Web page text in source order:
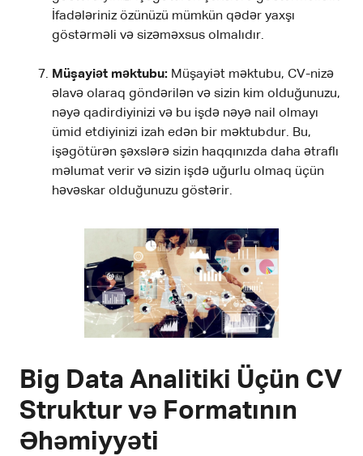
İfadələriniz özünüzü mümkün qədər yaxşı
göstərməli və sizəməxsus olmalıdır.
Müşayiət məktubu: Müşayiət məktubu, CV-nizə
əlavə olaraq göndərilən və sizin kim olduğunuzu,
nəyə qadirdiyinizi və bu işdə nəyə nail olmayı
ümid etdiyinizi izah edən bir məktubdur. Bu,
işəgötürən şəxslərə sizin haqqınızda daha ətraflı
məlumat verir və sizin işdə uğurlu olmaq üçün
həvəskar olduğunuzu göstərir.
Big Data Analitiki Üçün CV
Struktur və Formatının
Əhəmiyyəti